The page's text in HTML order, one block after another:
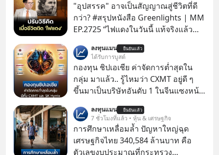
"อุปสรรค" อาจเป็นสัญญาณสู่ชีวิตที่ดี
กว่า? #สรุปหนังสือ Greenlights | MM
EP.2725 “ไฟแดงในวันนี้ แท้จริงแล้ว
เปลี่ยนสี” McConaughey ดาราดาวรุ่ง
ในยุคหนึ่ง เคยปฏิเสธเงินค่าตัวหนังรอม
คอมที่สูงถึง 14.5 ล้านดอลลาร์ (หรือ
ราว 500 ล้านบาท) เพียงเพราะเขาไม่
ตามมาคือ โทรศัพท์ของเขากลายเป็น
ความเงียบสนิทนานถึง 14 เดือนเต็ม แต่
ความเงียบและ "ไฟแดง" ในวันนั้นกลับ
กลายเป็นการถอยหลังเพื่อตั้งหลัก จนส่ง
ลงทุนแมน ยืนยันแล้ว
ได้รับการบูสต์
กองทุน ชิปเอเชีย ค่าจัดการต่ำสุดใน
กลุ่ม มาแล้ว.. รู้ไหมว่า CXMT อยู่ดี ๆ
ขึ้นมาเป็นบริษัทอันดับ 1 ในจีนแซงหน้า
บริษัทอันดับ 1 ในไต้หวันมานานแล้ว
ลงทุนแมน ยืนยันแล้ว
7 ชั่วโมงที่แล้ว • หุ้น & เศรษฐกิจ
การศึกษาเหลื่อมล้ำ ปัญหาใหญ่ฉุด
เศรษฐกิจไทย 340,584 ล้านบาท คือ
ตัวเลขงบประมาณที่กระทรวง